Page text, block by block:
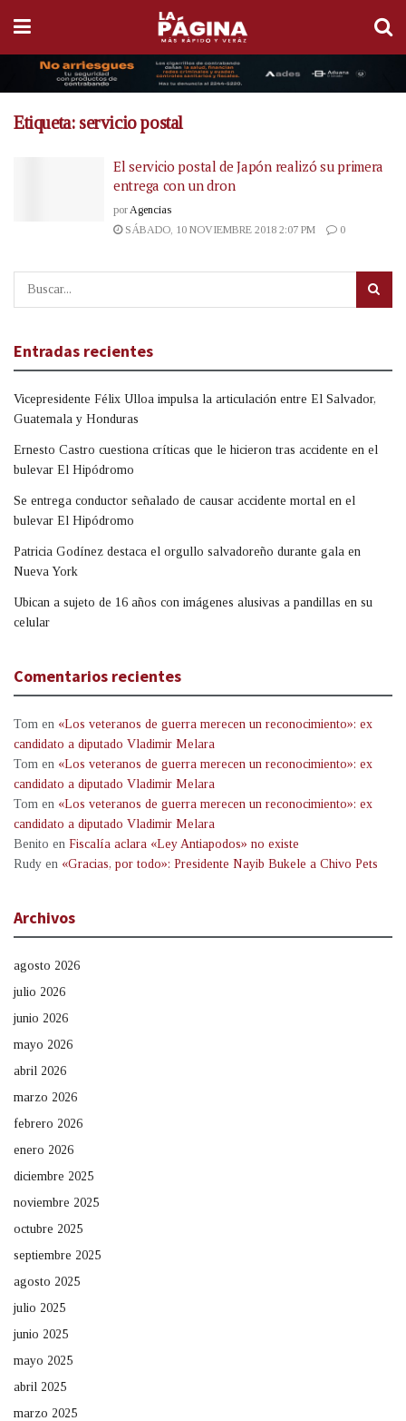
Etiqueta: servicio postal
El servicio postal de Japón realizó su primera
entrega con un dron
por Agencias
SÁBADO, 10 NOVIEMBRE 2018 2:07 PM
0
Entradas recientes
Vicepresidente Félix Ulloa impulsa la articulación entre El Salvador,
Guatemala y Honduras
Ernesto Castro cuestiona críticas que le hicieron tras accidente en el
bulevar El Hipódromo
Se entrega conductor señalado de causar accidente mortal en el
bulevar El Hipódromo
Patricia Godínez destaca el orgullo salvadoreño durante gala en
Nueva York
Ubican a sujeto de 16 años con imágenes alusivas a pandillas en su
celular
Comentarios recientes
Tom en «Los veteranos de guerra merecen un reconocimiento»: ex
candidato a diputado Vladimir Melara
Tom en «Los veteranos de guerra merecen un reconocimiento»: ex
candidato a diputado Vladimir Melara
Tom en «Los veteranos de guerra merecen un reconocimiento»: ex
candidato a diputado Vladimir Melara
Benito en Fiscalía aclara «Ley Antiapodos» no existe
Rudy en «Gracias, por todo»: Presidente Nayib Bukele a Chivo Pets
Archivos
agosto 2026
julio 2026
junio 2026
mayo 2026
abril 2026
marzo 2026
febrero 2026
enero 2026
diciembre 2025
noviembre 2025
octubre 2025
septiembre 2025
agosto 2025
julio 2025
junio 2025
mayo 2025
abril 2025
marzo 2025